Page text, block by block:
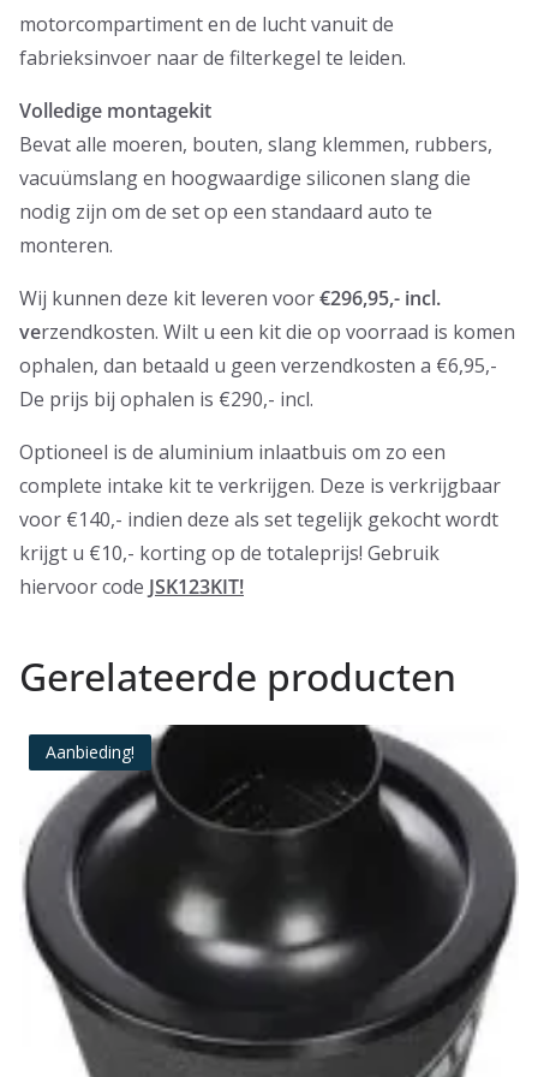
motorcompartiment en de lucht vanuit de
fabrieksinvoer naar de filterkegel te leiden.
Volledige montagekit
Bevat alle moeren, bouten, slang klemmen, rubbers,
vacuümslang en hoogwaardige siliconen slang die
nodig zijn om de set op een standaard auto te
monteren.
Wij kunnen deze kit leveren voor€296,95,- incl.
verzendkosten. Wilt u een kit die op voorraad is komen
ophalen, dan betaald u geen verzendkosten a €6,95,-
De prijs bij ophalen is €290,- incl.
Optioneel is de aluminium inlaatbuis om zo een
complete intake kit te verkrijgen. Deze is verkrijgbaar
voor €140,- indien deze als set tegelijk gekocht wordt
krijgt u €10,- korting op de totaleprijs! Gebruik
hiervoor code JSK123KIT!
Gerelateerde producten
Aanbieding!